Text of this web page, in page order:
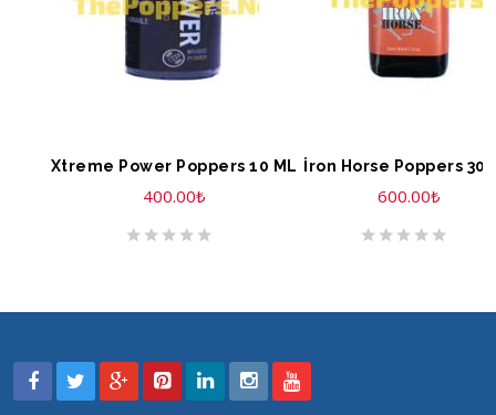
SEPETE EKLE
Xtreme Power Poppers 10 ML
400.00₺
SEPETE EKLE
İron Horse Poppers 30
600.00₺